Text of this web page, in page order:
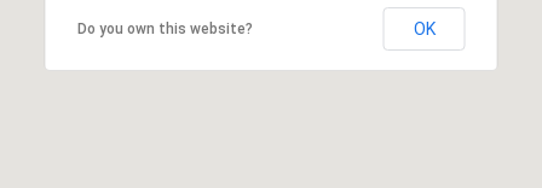
Do you own this website? OK